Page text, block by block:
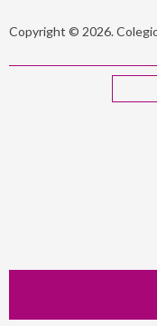
Copyright © 2026.